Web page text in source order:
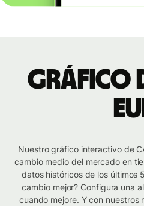
Gráfico
Nuestro gráfico interactivo de
cambio medio del mercado en
datos históricos de los últimos
cambio mejor? Configura una
cuando mejore. Y con nuestros